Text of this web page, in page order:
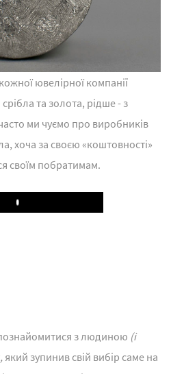
ювелірної компанії
та золота, рідше - з
ми чуємо про виробників
хоча за своєю «коштовності»
своїм побратимам.
Play
з людиною (і
який зупинив свій вибір саме на